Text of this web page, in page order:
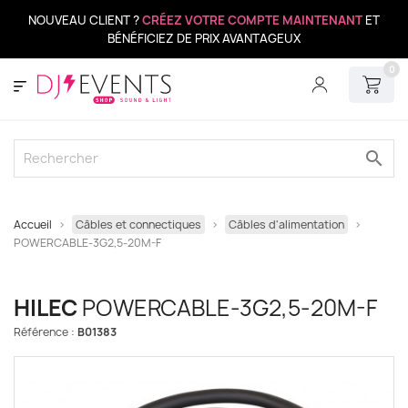
NOUVEAU CLIENT ?CRÉEZ VOTRE COMPTE MAINTENANT ET
BÉNÉFICIEZ DE PRIX AVANTAGEUX
0
search
Accueil Câbles et connectiques
Câbles d'alimentation
POWERCABLE-3G2,5-20M-F
HILECPOWERCABLE-3G2,5-20M-F
Référence : B01383